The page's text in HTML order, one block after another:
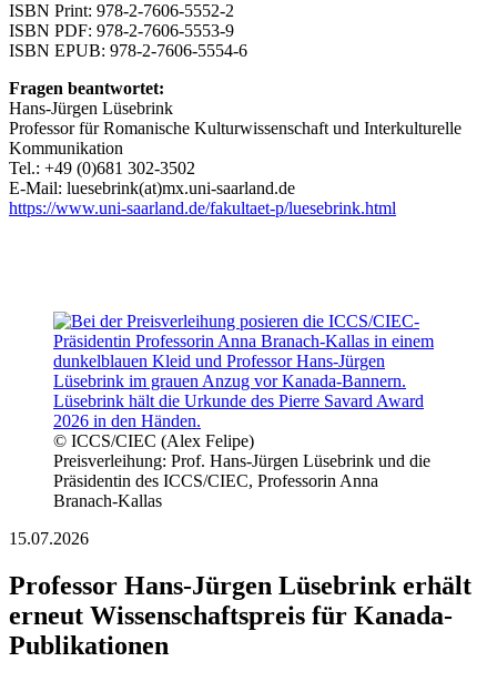
ISBN Print: 978-2-7606-5552-2
ISBN PDF: 978-2-7606-5553-9
ISBN EPUB: 978-2-7606-5554-6
Fragen beantwortet:
Hans-Jürgen Lüsebrink
Professor für Romanische Kulturwissenschaft und Interkulturelle
Kommunikation
Tel.: +49 (0)681 302-3502
E-Mail: luesebrink(at)mx.uni-saarland.de
https://www.uni-saarland.de/fakultaet-p/luesebrink.html
© ICCS/CIEC (Alex Felipe)
Preisverleihung: Prof. Hans-Jürgen Lüsebrink und die
Präsidentin des ICCS/CIEC, Professorin Anna
Branach-Kallas
15.07.2026
Professor Hans-Jürgen Lüsebrink erhält
erneut Wissenschaftspreis für Kanada-
Publikationen